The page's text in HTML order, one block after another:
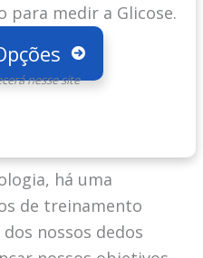
para medir a Glicose.
nesse site
há uma
de treinamento
nossos dedos